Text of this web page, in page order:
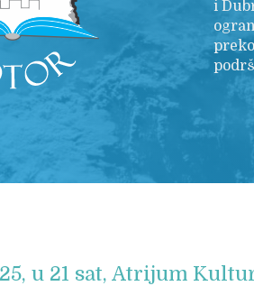
i
u 21 sat, Atrijum